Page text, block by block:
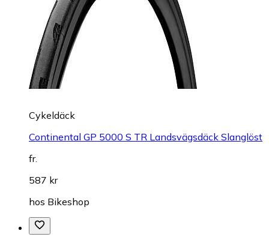
Cykeldäck
Continental GP 5000 S TR Landsvägsdäck Slanglöst
fr.
587 kr
hos Bikeshop